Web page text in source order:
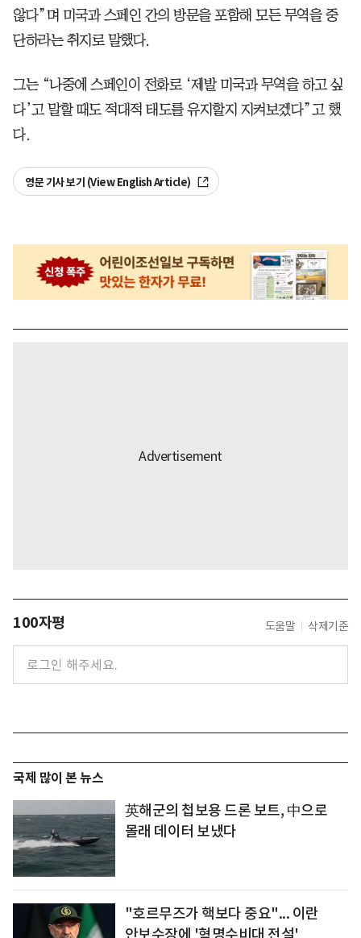
않다”며 미국과 스페인 간의 방문을 포함해 모든 무역을 중
단하라는 취지로 말했다.
그는 “나중에 스페인이 전화로 ‘제발 미국과 무역을 하고 싶
다’고 말할 때도 적대적 태도를 유지할지 지켜보겠다”고 했
다.
영문 기사 보기 (View English Article)
100자평 도움말 삭제기준
국제 많이 본 뉴스
英해군의 첩보용 드론 보트, 中으로
몰래 데이터 보냈다
"호르무즈가 핵보다 중요"... 이란